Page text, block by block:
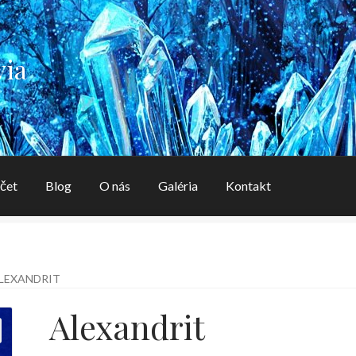
Blog O nás Galéria Kontakt
Alexandrit